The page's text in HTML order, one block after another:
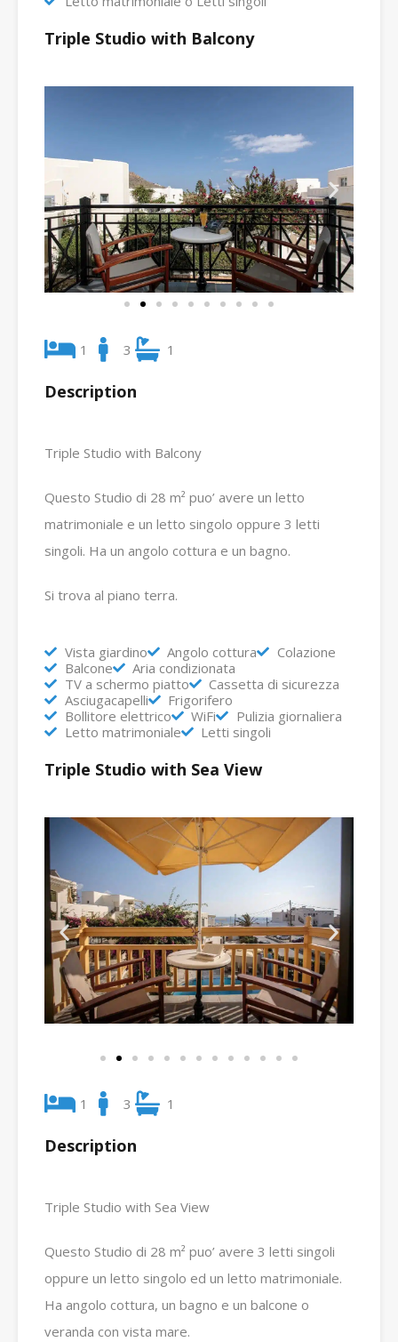
Triple Studio with Balcony
1 3 1
Description
Triple Studio with Balcony
Questo Studio di 28 m² puo’ avere un letto
matrimoniale e un letto singolo oppure 3 letti
singoli. Ha un angolo cottura e un bagno.
Si trova al piano terra.
Vista giardino Angolo cottura
Colazione
Balcone
Aria condizionata
TV a schermo piatto
Cassetta di sicurezza
Asciugacapelli
Frigorifero
Bollitore elettrico
WiFi
Pulizia giornaliera
Letto matrimoniale
Letti singoli
Triple Studio with Sea View
1 3 1
Description
Triple Studio with Sea View
Questo Studio di 28 m² puo’ avere 3 letti singoli
oppure un letto singolo ed un letto matrimoniale.
Ha angolo cottura, un bagno e un balcone o
veranda con vista mare.